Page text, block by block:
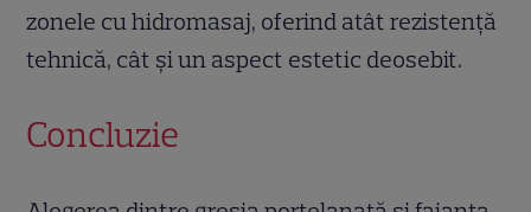
zonele cu hidromasaj, oferind atât rezistență
tehnică, cât și un aspect estetic deosebit.
Concluzie